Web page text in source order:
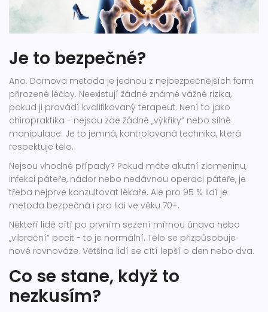
Je to bezpečné?
Ano. Dornova metoda je jednou z nejbezpečnějších form
přirozené léčby. Neexistují žádné známé vážné rizika,
pokud ji provádí kvalifikovaný terapeut. Není to jako
chiropraktika - nejsou zde žádné „výkřiky“ nebo silné
manipulace. Je to jemná, kontrolovaná technika, která
respektuje tělo.
Nejsou vhodné případy? Pokud máte akutní zlomeninu,
infekci páteře, nádor nebo nedávnou operaci páteře, je
třeba nejprve konzultovat lékaře. Ale pro 95 % lidí je
metoda bezpečná i pro lidi ve věku 70+.
Někteří lidé cítí po prvním sezení mírnou únava nebo
„vibrační“ pocit - to je normální. Tělo se přizpůsobuje
nové rovnováze. Většina lidí se cítí lepší o den nebo dva.
Co se stane, když to
nezkusím?